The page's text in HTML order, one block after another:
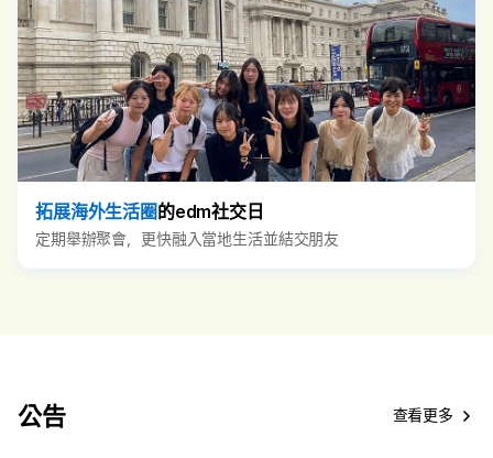
拓展海外生活圈的edm社交日
定期舉辦聚會，更快融入當地生活並結交朋友
公告 查看更多